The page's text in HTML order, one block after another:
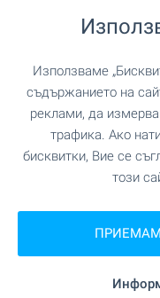
Central
комплекс
Напредват
Уникален
Използваме
съдържанието на
реклами, да
трафика. Ако
бисквитки, Вие се
този